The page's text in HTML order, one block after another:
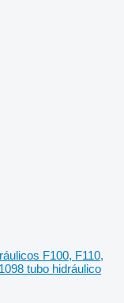
F100, F110,
tubo hidráulico